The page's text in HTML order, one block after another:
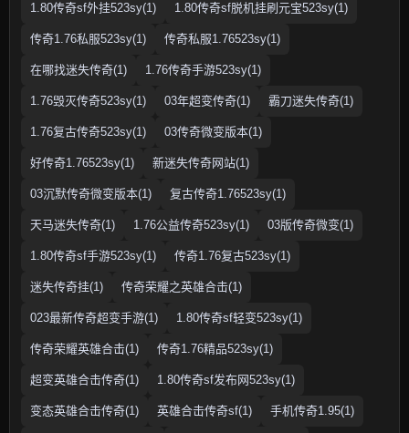
1.80传奇sf外挂523sy(1) 1.80传奇sf脱机挂刷元宝523sy(1)
传奇1.76私服523sy(1) 传奇私服1.76523sy(1)
在哪找迷失传奇(1) 1.76传奇手游523sy(1)
1.76毁灭传奇523sy(1) 03年超变传奇(1) 霸刀迷失传奇(1)
1.76复古传奇523sy(1) 03传奇微变版本(1)
好传奇1.76523sy(1) 新迷失传奇网站(1)
03沉默传奇微变版本(1) 复古传奇1.76523sy(1)
天马迷失传奇(1) 1.76公益传奇523sy(1) 03版传奇微变(1)
1.80传奇sf手游523sy(1) 传奇1.76复古523sy(1)
迷失传奇挂(1) 传奇荣耀之英雄合击(1)
023最新传奇超变手游(1) 1.80传奇sf轻变523sy(1)
传奇荣耀英雄合击(1) 传奇1.76精品523sy(1)
超变英雄合击传奇(1) 1.80传奇sf发布网523sy(1)
变态英雄合击传奇(1) 英雄合击传奇sf(1) 手机传奇1.95(1)